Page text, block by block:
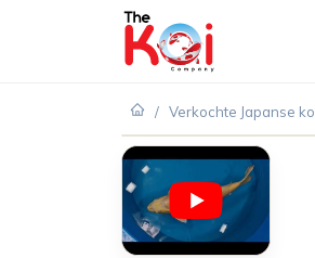
/ Verkochte Japanse
VERKOCHT